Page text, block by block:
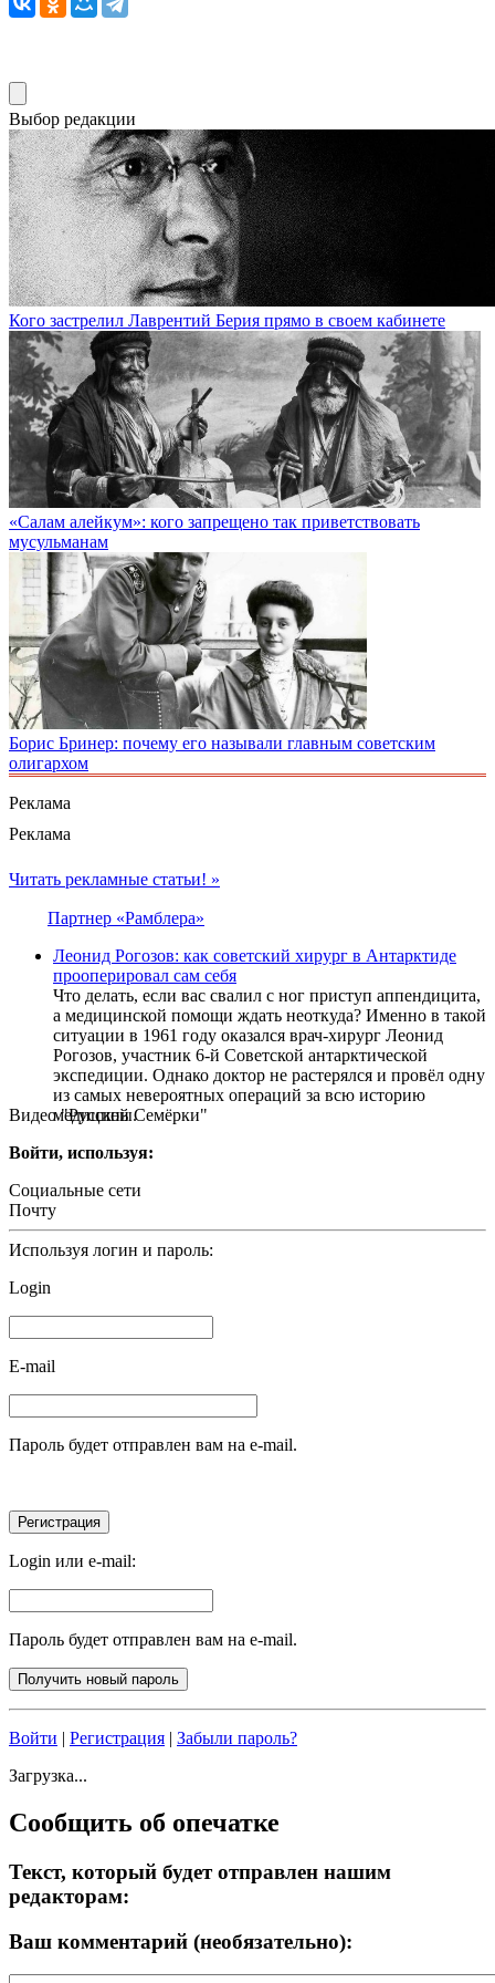
Выбор редакции
Кого застрелил Лаврентий Берия прямо в своем кабинете
«Салам алейкум»: кого запрещено так приветствовать
мусульманам
Борис Бринер: почему его называли главным советским
олигархом
Реклама
Реклама
Видео "Русской Семёрки"
Читать рекламные статьи! »
Партнер «Рамблера»
Леонид Рогозов: как советский хирург в Антарктиде
прооперировал сам себя
Что делать, если вас свалил с ног приступ аппендицита,
а медицинской помощи ждать неоткуда? Именно в такой
ситуации в 1961 году оказался врач-хирург Леонид
Рогозов, участник 6-й Советской антарктической
экспедиции. Однако доктор не растерялся и провёл одну
из самых невероятных операций за всю историю
медицины.
Войти, используя:
Социальные сети
Почту
Используя логин и пароль:
Login
E-mail
Пароль будет отправлен вам на e-mail.
Login или e-mail:
Пароль будет отправлен вам на e-mail.
Войти | Регистрация | Забыли пароль?
Загрузка...
Сообщить об опечатке
Текст, который будет отправлен нашим
редакторам:
Ваш комментарий (необязательно):